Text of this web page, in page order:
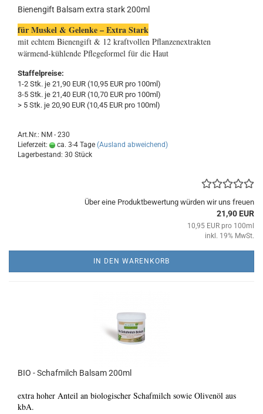
Bienengift Balsam extra stark 200ml
für Muskel & Gelenke – Extra Stark
mit echtem Bienengift & 12 kraftvollen Pflanzenextrakten
wärmend-kühlende Pflegeformel für die Haut
Staffelpreise:
1-2 Stk. je 21,90 EUR (10,95 EUR pro 100ml)
3-5 Stk. je 21,40 EUR (10,70 EUR pro 100ml)
> 5 Stk. je 20,90 EUR (10,45 EUR pro 100ml)
Art.Nr.: NM - 230
Lieferzeit:
ca. 3-4 Tage (Ausland abweichend)
Lagerbestand: 30 Stück
Über eine Produktbewertung würden wir uns freuen
21,90 EUR
10,95 EUR pro 100ml
inkl. 19% MwSt.
IN DEN WARENKORB
BIO - Schafmilch Balsam 200ml
extra hoher Anteil an biologischer Schafmilch sowie Olivenöl aus
kbA.